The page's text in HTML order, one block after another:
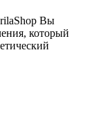
Вы
который